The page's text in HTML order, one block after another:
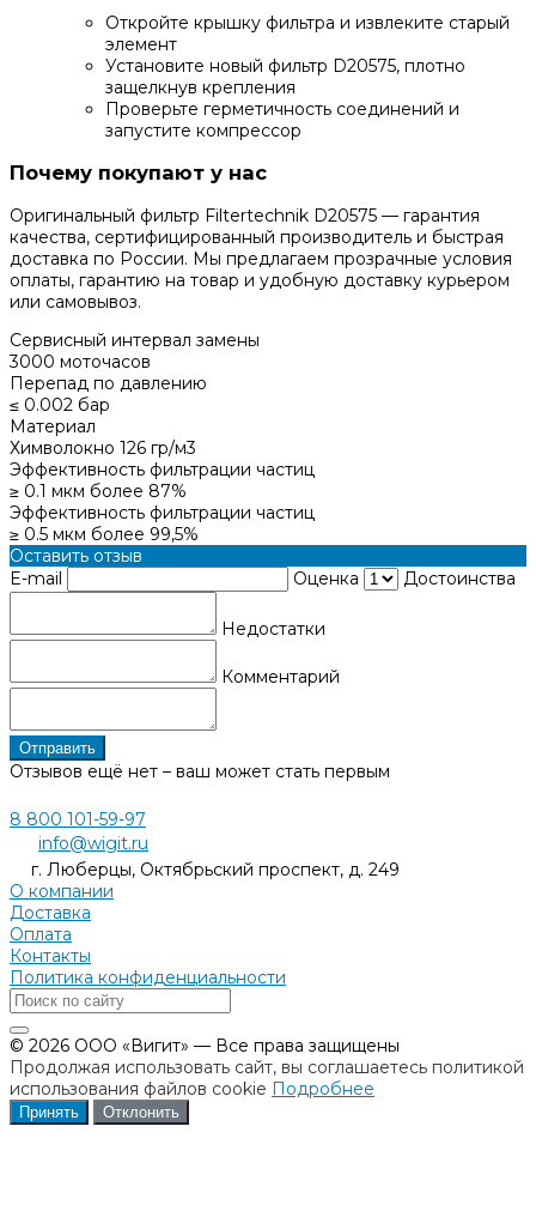
Откройте крышку фильтра и извлеките старый
элемент
Установите новый фильтр D20575, плотно
защелкнув крепления
Проверьте герметичность соединений и
запустите компрессор
Почему покупают у нас
Оригинальный фильтр Filtertechnik D20575 — гарантия
качества, сертифицированный производитель и быстрая
доставка по России. Мы предлагаем прозрачные условия
оплаты, гарантию на товар и удобную доставку курьером
или самовывоз.
Сервисный интервал замены
3000 моточасов
Перепад по давлению
≤ 0.002 бар
Материал
Химволокно 126 гр/м3
Эффективность фильтрации частиц
≥ 0.1 мкм более 87%
Эффективность фильтрации частиц
≥ 0.5 мкм более 99,5%
Оставить отзыв
E-mail
Оценка Достоинства
Недостатки
Комментарий
Отправить
Отзывов ещё нет – ваш может стать первым
8 800 101-59-97
info@wigit.ru
г. Люберцы, Октябрьский проспект, д. 249
О компании
Доставка
Оплата
Контакты
Политика конфиденциальности
© 2026 ООО «Вигит» — Все права защищены
Продолжая использовать сайт, вы соглашаетесь политикой
использования файлов cookie Подробнее
Принять Отклонить